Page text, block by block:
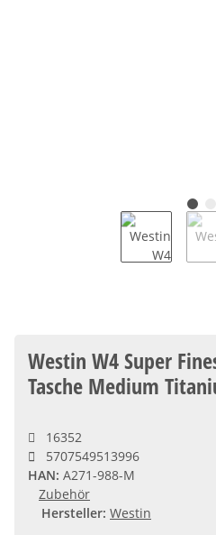
Westin W4 Super
Tasche Medium
16352
5707549513996
HAN: A271-988-M
Zubehör
Hersteller: Westin